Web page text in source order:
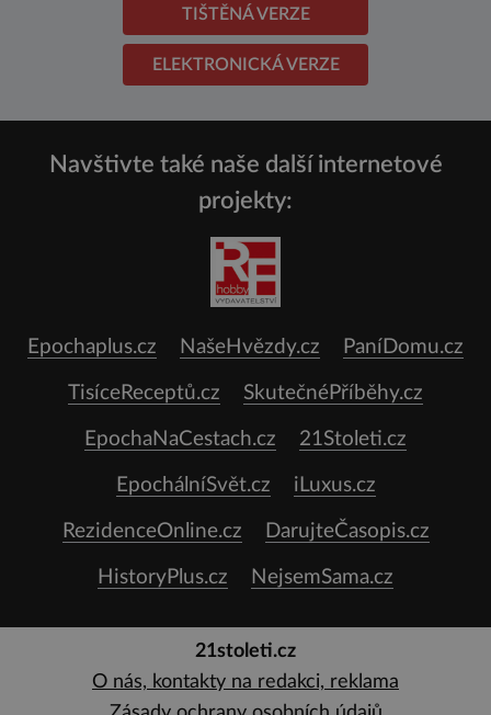
TIŠTĚNÁ VERZE
ELEKTRONICKÁ VERZE
Navštivte také naše další internetové
projekty:
Epochaplus.cz NašeHvězdy.cz PaníDomu.cz
TisíceReceptů.cz SkutečnéPříběhy.cz
EpochaNaCestach.cz 21Stoleti.cz
EpochálníSvět.cz iLuxus.cz
RezidenceOnline.cz DarujteČasopis.cz
HistoryPlus.cz NejsemSama.cz
21stoleti.cz
O nás, kontakty na redakci, reklama